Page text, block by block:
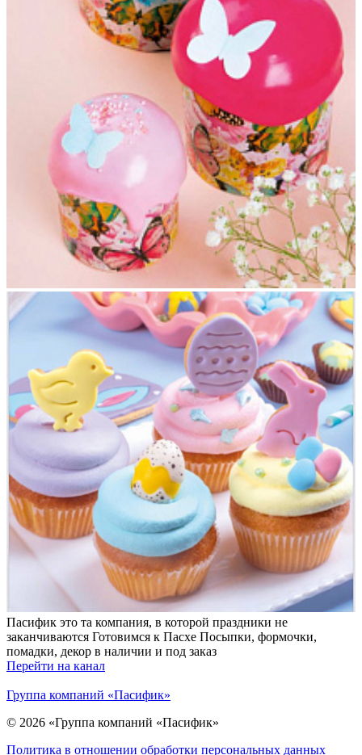
Пасифик это та компания, в которой праздники не
заканчиваются Готовимся к Пасхе Посыпки, формочки,
помадки, декор в наличии и под заказ
Перейти на канал
Группа компаний «Пасифик»
© 2026 «Группа компаний «Пасифик»
Политика в отношении обработки персональных данных